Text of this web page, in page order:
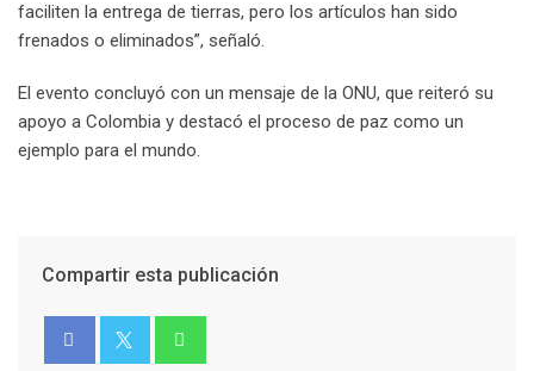
faciliten la entrega de tierras, pero los artículos han sido
frenados o eliminados”, señaló.
El evento concluyó con un mensaje de la ONU, que reiteró su
apoyo a Colombia y destacó el proceso de paz como un
ejemplo para el mundo.
Compartir esta publicación